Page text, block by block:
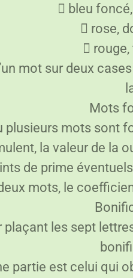
 bleu
 rose,

mot sur deux
Mots
plusieurs mots sont
la valeur de la
de prime
mots, le
plaçant les sept
partie est celui qui